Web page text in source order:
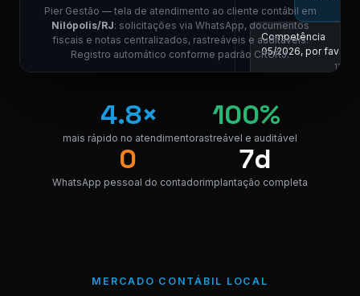
Competência
05/2026, por favor.
11:01
da nota.
PDF · 248 KB
Pier Gestão — tela de atendimento ao cliente contábil em
Nilópolis/RJ: solicitações via WhatsApp, documentos
fiscais e notas centralizados, rastreáveis e auditáveis.
Registro automático conforme padrão CRCRJ.
4.8×
mais rápido no atendimento
100%
rastreável e auditável
0
WhatsApp pessoal do contador
7d
implantação completa
MERCADO CONTÁBIL LOCAL